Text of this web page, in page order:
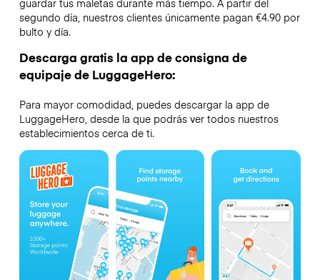
segundo día, nuestros clientes únicamente pagan €4.90 por
bulto y día.
Descarga gratis la app de consigna de
equipaje de LuggageHero:
Para mayor comodidad, puedes descargar la app de
LuggageHero, desde la que podrás ver todos nuestros
establecimientos cerca de ti.